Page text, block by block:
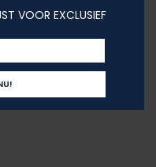
VOOR EXCLUSIEF